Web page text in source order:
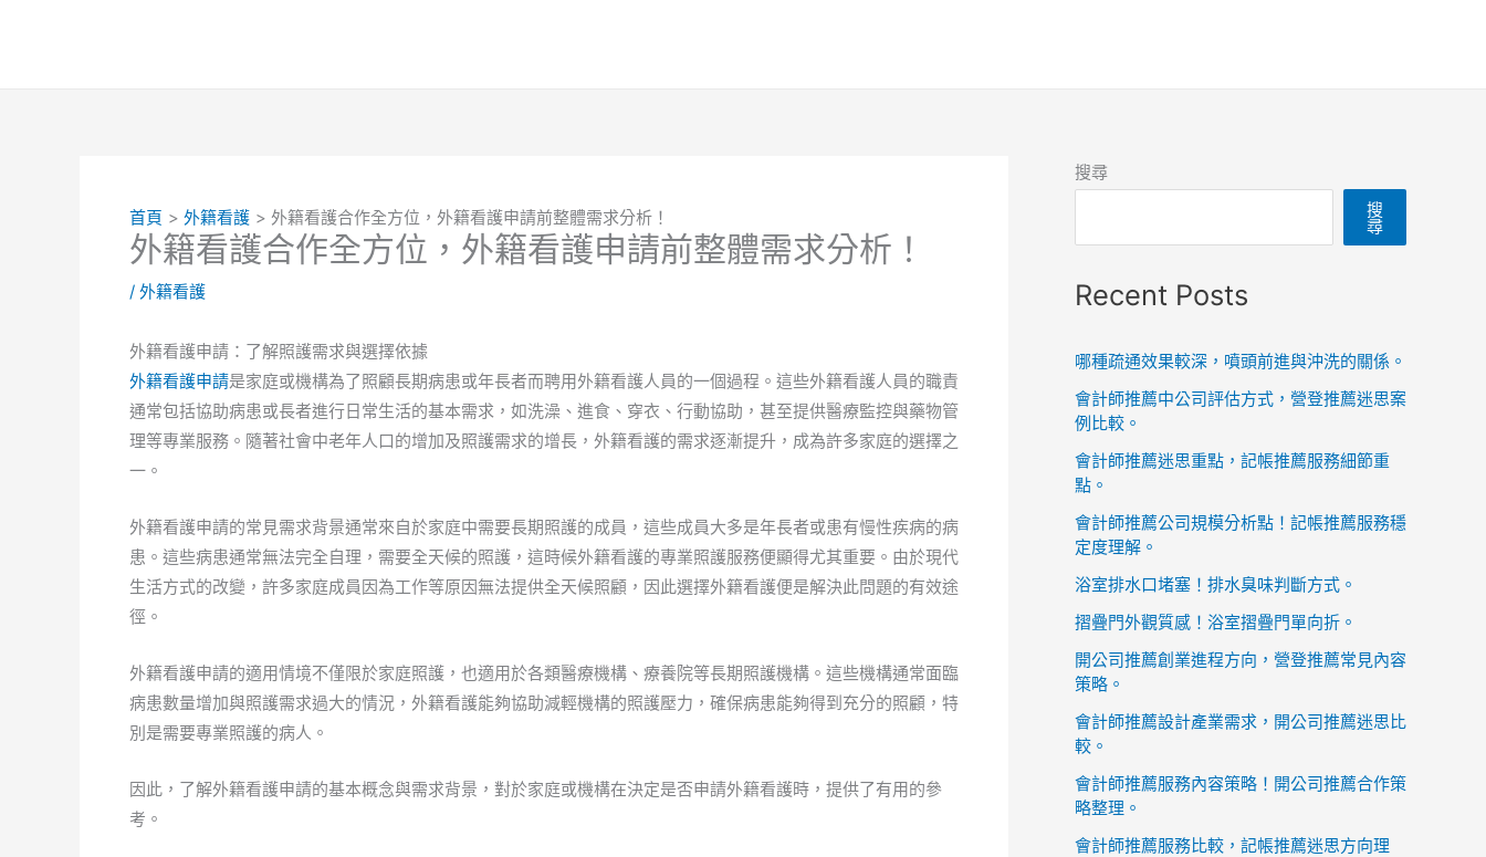
首頁 外籍看護 外籍看護合作全方位，外籍看護申請前整體需求分析！
外籍看護合作全方位，外籍看護申請前整體需求分析！
/ 外籍看護
外籍看護申請：了解照護需求與選擇依據
外籍看護申請是家庭或機構為了照顧長期病患或年長者而聘用外籍看護人員的一個過程。這些外籍看護人員的職責
通常包括協助病患或長者進行日常生活的基本需求，如洗澡、進食、穿衣、行動協助，甚至提供醫療監控與藥物管
理等專業服務。隨著社會中老年人口的增加及照護需求的增長，外籍看護的需求逐漸提升，成為許多家庭的選擇之
一。
外籍看護申請的常見需求背景通常來自於家庭中需要長期照護的成員，這些成員大多是年長者或患有慢性疾病的病
患。這些病患通常無法完全自理，需要全天候的照護，這時候外籍看護的專業照護服務便顯得尤其重要。由於現代
生活方式的改變，許多家庭成員因為工作等原因無法提供全天候照顧，因此選擇外籍看護便是解決此問題的有效途
徑。
外籍看護申請的適用情境不僅限於家庭照護，也適用於各類醫療機構、療養院等長期照護機構。這些機構通常面臨
病患數量增加與照護需求過大的情況，外籍看護能夠協助減輕機構的照護壓力，確保病患能夠得到充分的照顧，特
別是需要專業照護的病人。
因此，了解外籍看護申請的基本概念與需求背景，對於家庭或機構在決定是否申請外籍看護時，提供了有用的參
考。
搜尋
搜
尋
Recent Posts
哪種疏通效果較深，噴頭前進與沖洗的關係。
會計師推薦中公司評估方式，營登推薦迷思案
例比較。
會計師推薦迷思重點，記帳推薦服務細節重
點。
會計師推薦公司規模分析點！記帳推薦服務穩
定度理解。
浴室排水口堵塞！排水臭味判斷方式。
摺疊門外觀質感！浴室摺疊門單向折。
開公司推薦創業進程方向，營登推薦常見內容
策略。
會計師推薦設計產業需求，開公司推薦迷思比
較。
會計師推薦服務內容策略！開公司推薦合作策
略整理。
會計師推薦服務比較，記帳推薦迷思方向理